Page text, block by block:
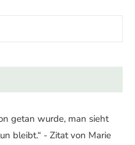
getan wurde, man sieht
bleibt.“ - Zitat von Marie